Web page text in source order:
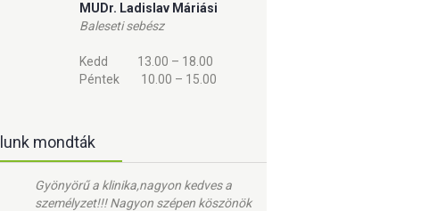
MUDr. Ladislav Máriási
Baleseti sebész
Kedd 13.00 – 18.00
Péntek 10.00 – 15.00
mondták
Gyönyörű a klinika,nagyon kedves a
személyzet!!! Nagyon szépen köszönök